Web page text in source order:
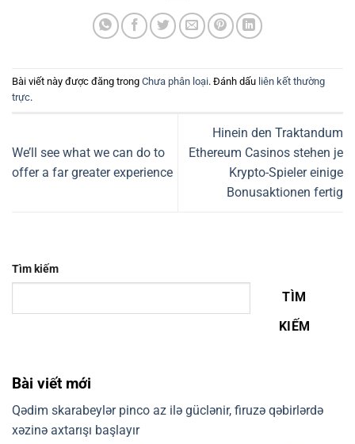
Bài viết này được đăng trong Chưa phân loại. Đánh dấu liên kết thường
trực.
We’ll see what we can do to
offer a far greater experience
Hinein den Traktandum
Ethereum Casinos stehen je
Krypto-Spieler einige
Bonusaktionen fertig
Tìm kiếm
TÌM
KIẾM
Bài viết mới
Qədim skarabeylər pinco az ilə güclənir, firuzə qəbirlərdə
xəzinə axtarışı başlayır